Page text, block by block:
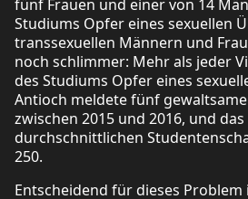
fünf Frauen und einer von 14
Studiums Opfer eines sexuellen
transsexuellen Männern und
noch schlimmer: Mehr als jeder
des Studiums Opfer eines
Antioch meldete fünf
zwischen 2015 und 2016, und
durchschnittlichen
250.
Entscheidend für dieses Problem